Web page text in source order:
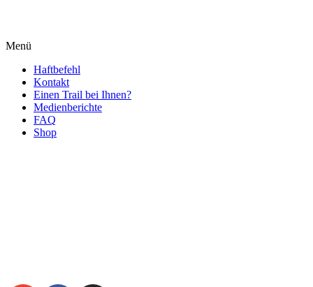
Menü
Haftbefehl
Kontakt
Einen Trail bei Ihnen?
Medienberichte
FAQ
Shop